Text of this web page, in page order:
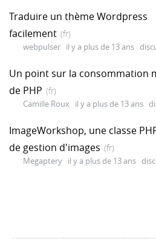
Traduire un thème Wordpress
facilement (fr)
webpulser il y a plus de 13 ans
Un point sur la consommation
de PHP (fr)
Camille Roux il y a plus de 13 ans
ImageWorkshop, une classe
de gestion d'images (fr)
Megaptery il y a plus de 13 ans